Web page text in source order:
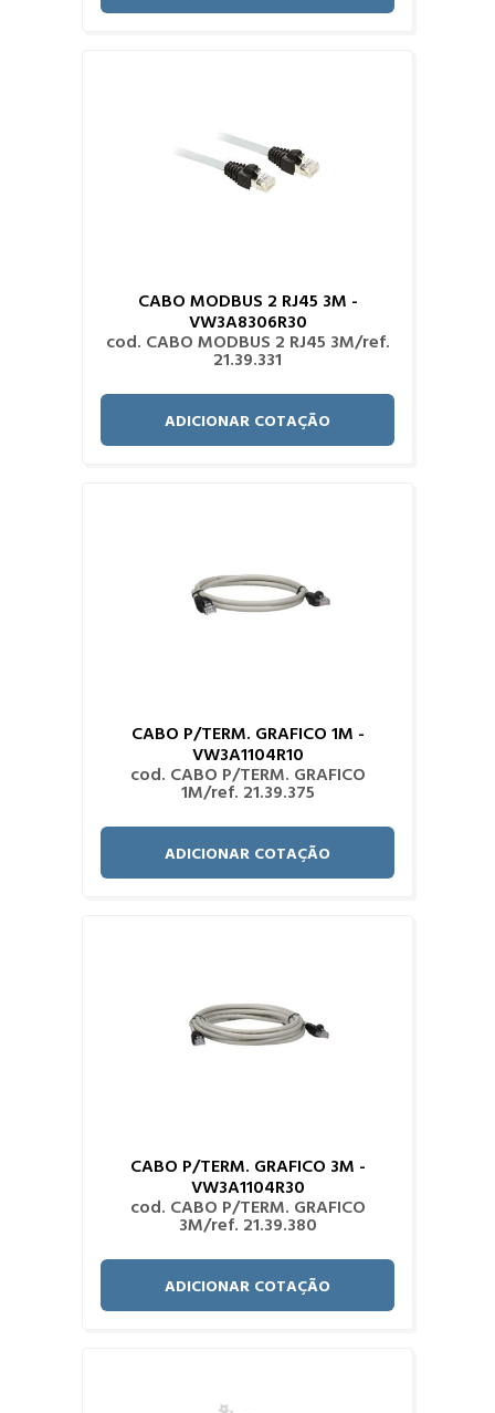
CABO MODBUS 2 RJ45 3M -
VW3A8306R30
cod. CABO MODBUS 2 RJ45 3M/ref.
21.39.331
ADICIONAR COTAÇÃO
CABO P/TERM. GRAFICO 1M -
VW3A1104R10
cod. CABO P/TERM. GRAFICO
1M/ref. 21.39.375
ADICIONAR COTAÇÃO
CABO P/TERM. GRAFICO 3M -
VW3A1104R30
cod. CABO P/TERM. GRAFICO
3M/ref. 21.39.380
ADICIONAR COTAÇÃO